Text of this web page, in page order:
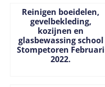
Reinigen boeidelen,
gevelbekleding,
kozijnen en
glasbewassing school
Stompetoren Februari
2022.